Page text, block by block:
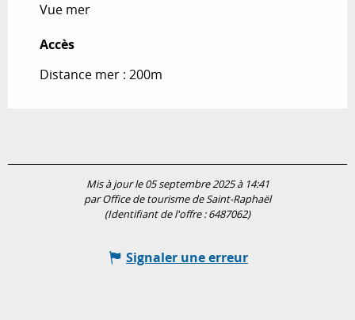
Vue mer
Accès
Accès
Distance mer : 200m
Mis à jour le 05 septembre 2025 à 14:41
par Office de tourisme de Saint-Raphaël
(Identifiant de l'offre :6487062)
Signaler une erreur